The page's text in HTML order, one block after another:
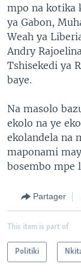
mpo na kotika
ya Gabon,
Weah ya
Andry
Tshisekedi ya
baye.
Na masolo
ekolo na ye
ekolandela na
maponami
bosembo mpe
Partager
This item is part of
Politiki